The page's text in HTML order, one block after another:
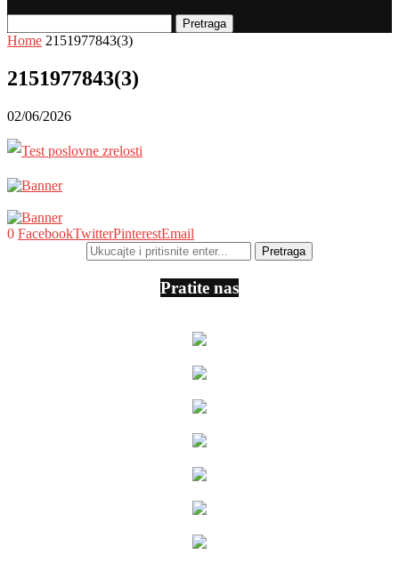
Pretraga
Home 2151977843(3)
2151977843(3)
02/06/2026
0 FacebookTwitterPinterestEmail
Pratite nas